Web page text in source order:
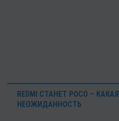
REDMI СТАНЕТ POCO – КАКАЯ
НЕОЖИДАННОСТЬ